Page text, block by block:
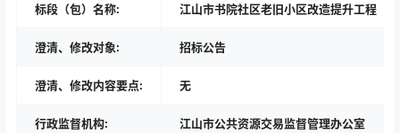
标段（包）名称: 江山市书院社区老旧小区改造提升工程（
澄清、修改对象: 招标公告
澄清、修改内容要点: 无
行政监督机构: 江山市公共资源交易监督管理办公室